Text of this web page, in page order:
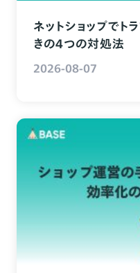
ネットショップでト
きの4つの対処法
2026-08-07